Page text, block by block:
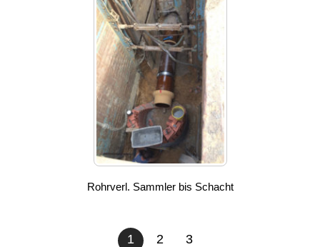
Rohrverl. Sammler bis Schacht
1 2 3